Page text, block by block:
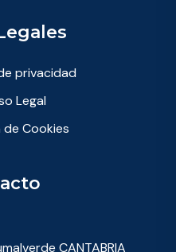
privacidad
Legal
de Cookies
CANTABRIA